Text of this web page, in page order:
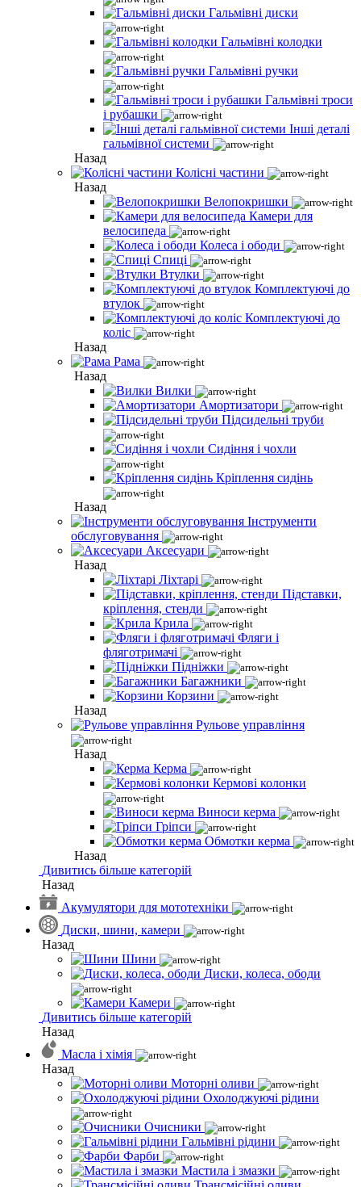
Гальмівні диски
Гальмівні колодки
Гальмівні ручки
Гальмівні троси
і рубашки
Інші деталі
гальмівної системи
Назад
Колісні частини
Назад
Велопокришки
Камери для
велосипеда
Колеса і ободи
Спиці
Втулки
Комплектуючі до
втулок
Комплектуючі до
коліс
Назад
Рама
Назад
Вилки
Амортизатори
Підсидельні труби
Сидіння і чохли
Кріплення сидінь
Назад
Інструменти
обслуговування
Аксесуари
Назад
Ліхтарі
Підставки,
кріплення, стенди
Крила
Фляги і
фляготримачі
Підніжки
Багажники
Корзини
Назад
Рульове управління
Назад
Керма
Кермові колонки
Виноси керма
Гріпси
Обмотки керма
Назад
Дивитись більше категорій
Назад
Акумулятори для мототехніки
Диски, шини, камери
Назад
Шини
Диски, колеса, ободи
Камери
Дивитись більше категорій
Назад
Масла і хімія
Назад
Моторні оливи
Охолоджуючі рідини
Очисники
Гальмівні рідини
Фарби
Мастила і змазки